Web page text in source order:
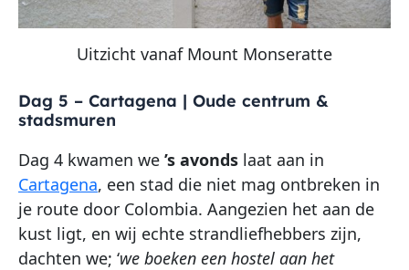
Uitzicht vanaf Mount Monseratte
Dag 5 – Cartagena | Oude centrum &
stadsmuren
Dag 4 kwamen we ’s avonds laat aan in
Cartagena, een stad die niet mag ontbreken in
je route door Colombia. Aangezien het aan de
kust ligt, en wij echte strandliefhebbers zijn,
dachten we; ‘we boeken een hostel aan het